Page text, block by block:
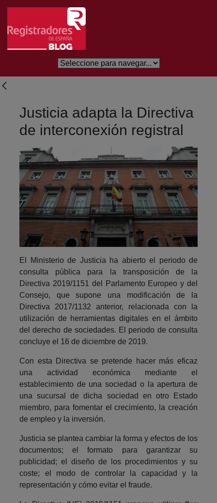
Salta al contingut principal
Justicia adapta la Directiva
de interconexión registral
El Ministerio de Justicia ha abierto el periodo de
consulta pública para la transposición de la
Directiva 2019/1151 del Parlamento Europeo y del
Consejo, que supone una modificación de la
Directiva 2017/1132 anterior, relacionada con la
utilización de herramientas digitales en el ámbito
del derecho de sociedades. El periodo de consulta
concluye el 16 de diciembre de 2019.
Con esta Directiva se pretende hacer más eficaz
una actividad económica mediante el
establecimiento de una sociedad o la apertura de
una sucursal de dicha sociedad en otro Estado
miembro, para fomentar el crecimiento, la creación
de empleo y la inversión.
Justicia se plantea cambiar la forma y efectos de los
documentos; el formato para garantizar su
publicidad; el diseño de los procedimientos y su
coste; el modo de controlar la capacidad y la
representación y cómo evitar el fraude.